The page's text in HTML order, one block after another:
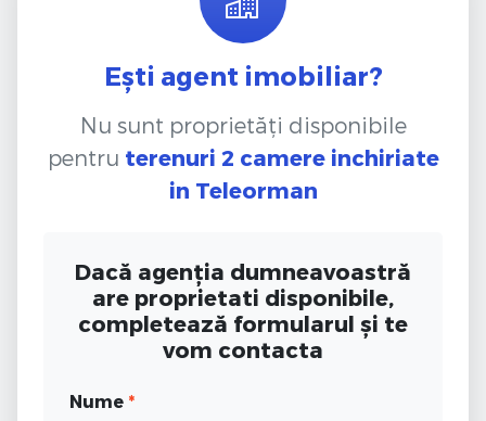
Ești agent imobiliar?
Nu sunt proprietăți disponibile
pentru terenuri 2 camere inchiriate
in Teleorman
Dacă agenția dumneavoastră
are proprietati disponibile,
completează formularul și te
vom contacta
Nume *